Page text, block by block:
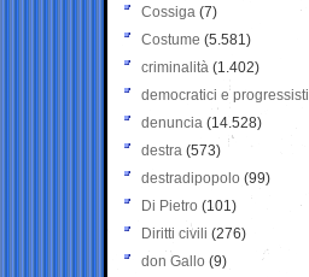
Cossiga (7)
Costume (5.581)
criminalità (1.402)
democratici e progressisti
denuncia (14.528)
destra (573)
destradipopolo (99)
Di Pietro (101)
Diritti civili (276)
don Gallo (9)